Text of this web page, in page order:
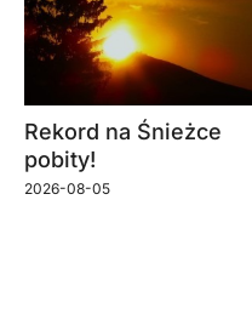
Rekord na Śnieżce
pobity!
2026-08-05